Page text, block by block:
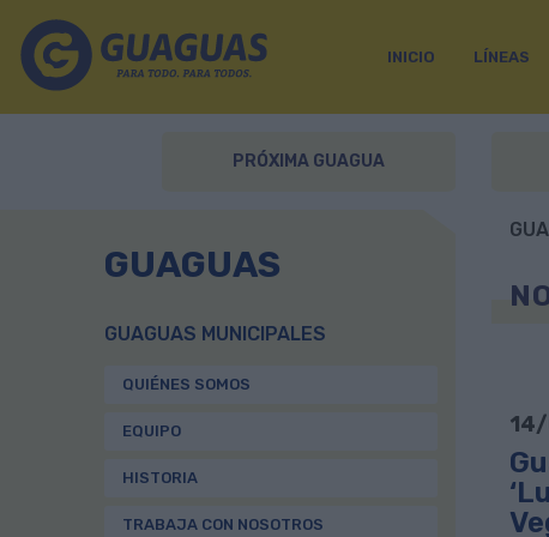
INICIO LÍNEAS
PRÓXIMA GUAGUA
GUAGUAS
GUAGUAS MUNICIPALES
QUIÉNES SOMOS
EQUIPO
HISTORIA
TRABAJA CON NOSOTROS